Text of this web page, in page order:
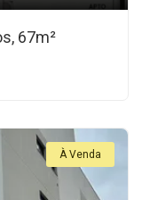
67m²
À Venda